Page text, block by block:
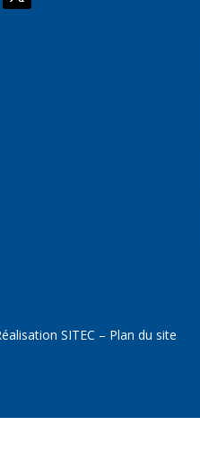
SITEC – Plan du site